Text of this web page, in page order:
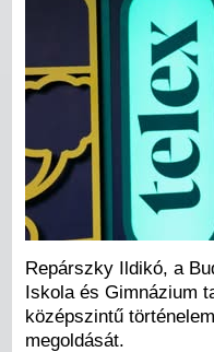
Repárszky Ildikó, a
Iskola és Gimnázium
középszintű
megoldását.